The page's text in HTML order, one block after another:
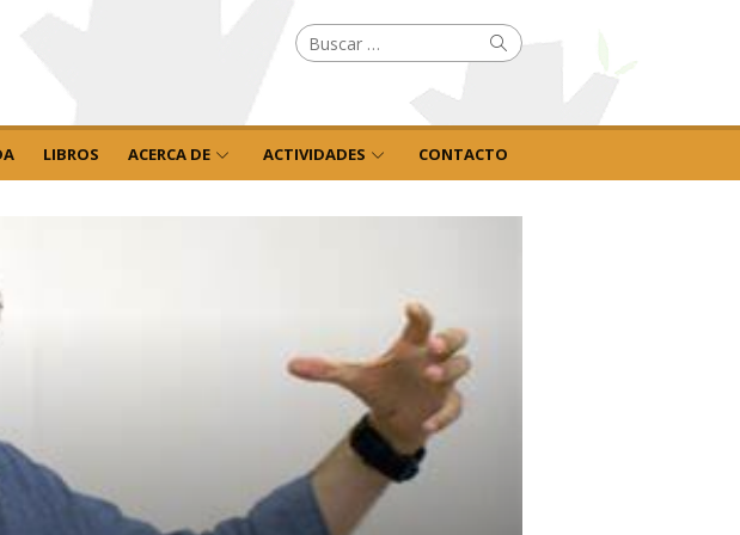
Buscar
por: Buscar
LIBROS ACERCA DE ACTIVIDADES CONTACTO